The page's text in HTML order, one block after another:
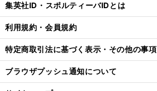
集英社ID・スポルティーバIDとは
利用規約・会員規約
特定商取引法に基づく表示・その他の事項
ブラウザプッシュ通知について